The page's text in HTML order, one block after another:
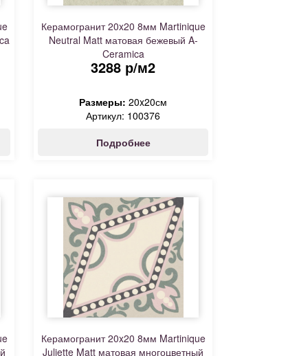
Керамогранит 20x20 8мм Martinique
Neutral Matt матовая бежевый A-
Ceramica
3288 р/м2
Размеры: 20x20см
Артикул: 100376
Подробнее
Керамогранит 20x20 8мм Martinique
Juliette Matt матовая многоцветный